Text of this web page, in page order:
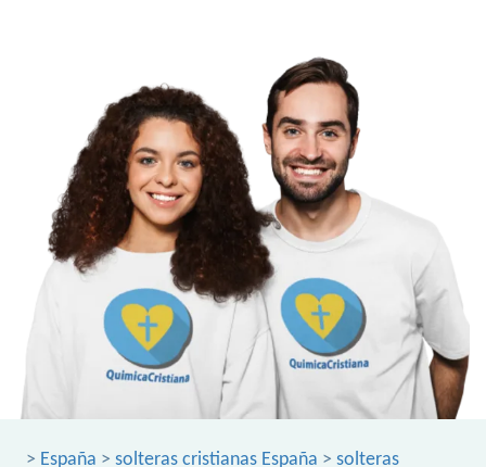
> España > solteras cristianas España > solteras